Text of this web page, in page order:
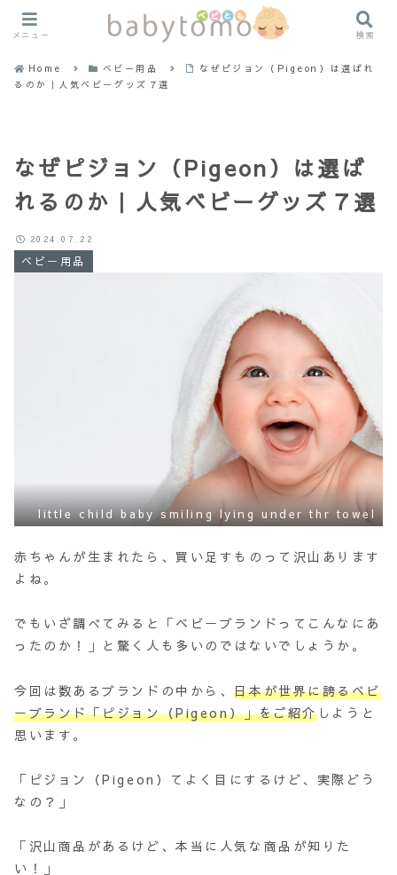
Home ベビー用品
なぜピジョン（Pigeon）は選ばれ
るのか｜人気ベビーグッズ７選
なぜピジョン（Pigeon）は選ば
れるのか｜人気ベビーグッズ７選
ベビー用品
little child baby smiling lying under thr towel
2024.07.22
赤ちゃんが生まれたら、買い足すものって沢山あります
よね。
でもいざ調べてみると
「ベビーブランドってこんなにあ
ったのか！」と驚く人も多いのではないでしょうか。
今回は数あるブランドの中から、日本が世界に誇るベビ
ーブランド「ピジョン（Pigeon）」をご紹介しようと
思います。
「ピジョン（Pigeon）てよく目にするけど、実際どう
なの？」
「沢山商品があるけど、本当に人気な商品が知りた
い！」
メニュー 検索